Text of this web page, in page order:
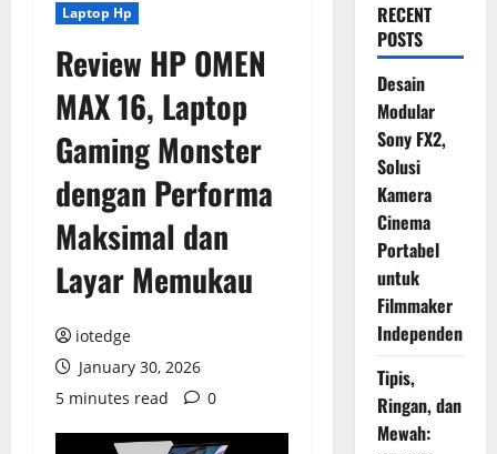
Laptop Hp
Review HP OMEN
MAX 16, Laptop
Gaming Monster
dengan Performa
Maksimal dan
Layar Memukau
iotedge
January 30, 2026
5 minutes read
0
RECENT
POSTS
Desain
Modular
Sony FX2,
Solusi
Kamera
Cinema
Portabel
untuk
Filmmaker
Independen
Tipis,
Ringan, dan
Mewah: